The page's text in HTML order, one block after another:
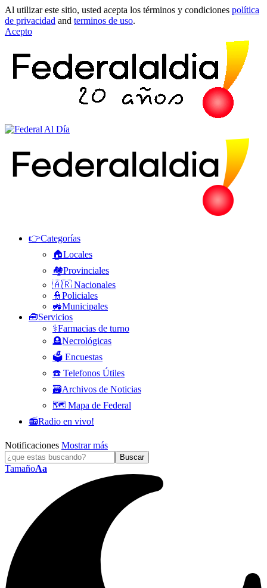
Al utilizar este sitio, usted acepta los términos y condiciones política
de privacidad and terminos de uso.
Acepto
👉Categorías
🏠Locales
🏘️Provinciales
🇦🇷 Nacionales
👮Policiales
🚜Municipales
🧰Servicios
⚕️Farmacias de turno
🪦Necrológicas
🗳️ Encuestas
☎️ Telefonos Útiles
🗃️Archivos de Noticias
🗺️ Mapa de Federal
📻Radio en vivo!
Notificaciones Mostrar más
TamañoAa